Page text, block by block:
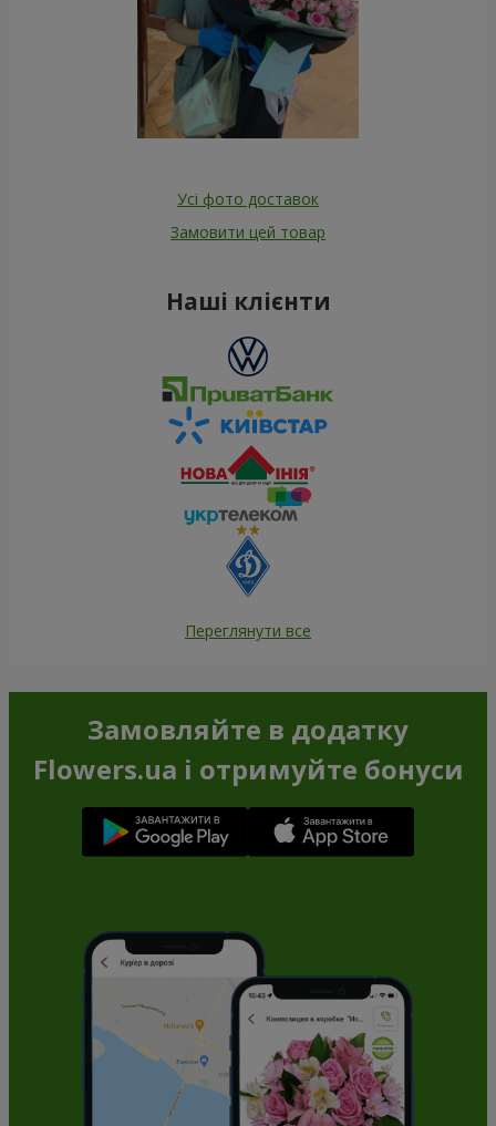
Усі фото доставок
Замовити цей товар
Наші клієнти
Переглянути все
Замовляйте в додатку
Flowers.ua і отримуйте бонуси